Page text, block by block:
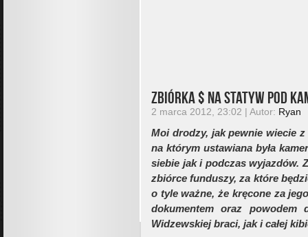
Zbiórka $ na statyw pod
2 marca 2012, 23:02 | Autor: Ryan
Moi drodzy, jak pewnie wiecie
na którym ustawiana była
siebie jak i podczas wyjazdów.
zbiórce funduszy, za które
o tyle ważne, że kręcone za
dokumentem oraz
Widzewskiej braci, jak i całej